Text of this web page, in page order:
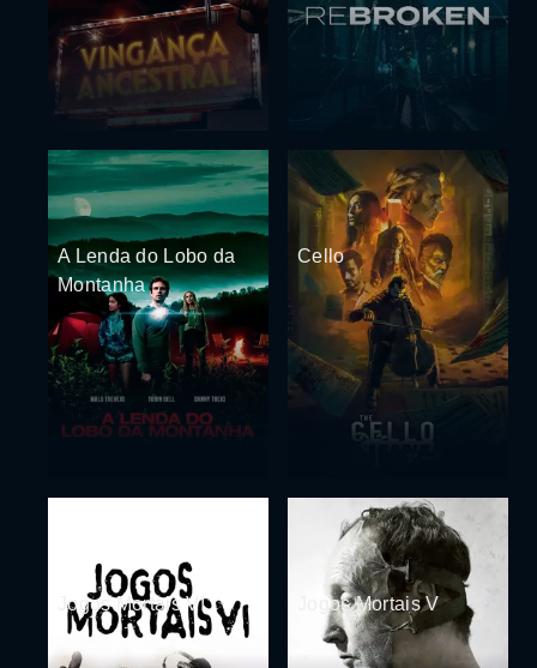
A Lenda do Lobo da
Montanha
Cello
Jogos Mortais VI Jogos Mortais V